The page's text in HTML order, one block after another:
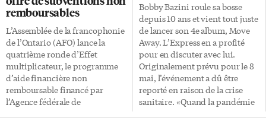
remboursables
L’Assemblée de la francophonie
de l’Ontario (AFO) lance la
quatrième ronde d’Effet
multiplicateur, le programme
d’aide financière non
remboursable financé par
l’Agence fédérale de
Bobby Bazini roule sa bosse
depuis 10 ans et vient tout juste
de lancer son 4e album, Move
Away. L’Express en a profité
pour en discuter avec lui.
Originalement prévu pour le 8
mai, l’événement a dû être
reporté en raison de la crise
sanitaire. «Quand la pandémie